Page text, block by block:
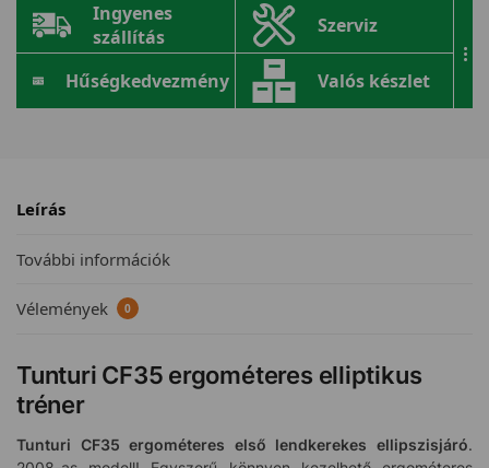
Ingyenes
szállítás
Szerviz
Hűségkedvezmény Valós készlet
...
Leírás
További információk
Vélemények 0
Tunturi CF35 ergométeres elliptikus
tréner
Tunturi CF35 ergométeres első lendkerekes ellipszisjáró.